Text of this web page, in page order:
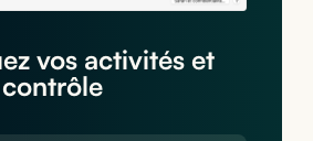
vos activités et